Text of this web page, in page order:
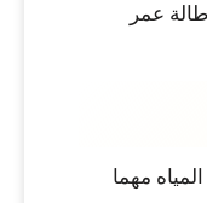
عمر
مهما